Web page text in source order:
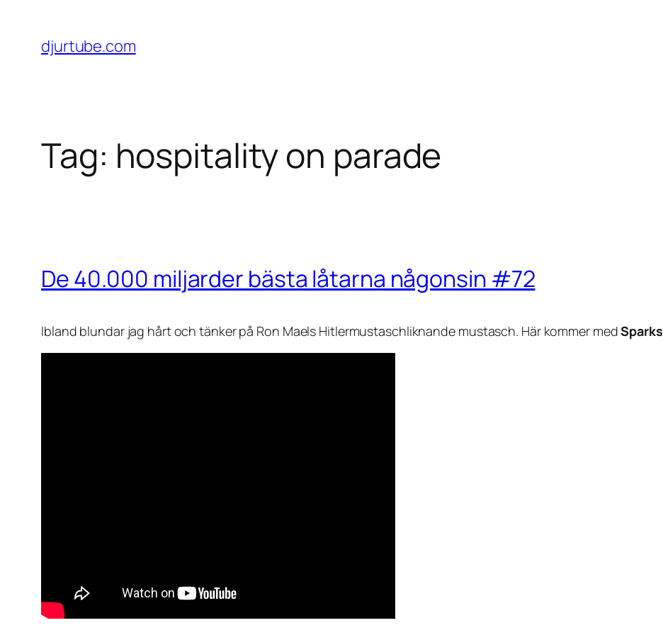
content
djurtube.com
Tag: hospitality on parade
De 40.000 miljarder bästa låtarna någonsin #72
Ibland blundar jag hårt och tänker på Ron Maels Hitlermustaschliknande mustasch. Här kommer medSparks